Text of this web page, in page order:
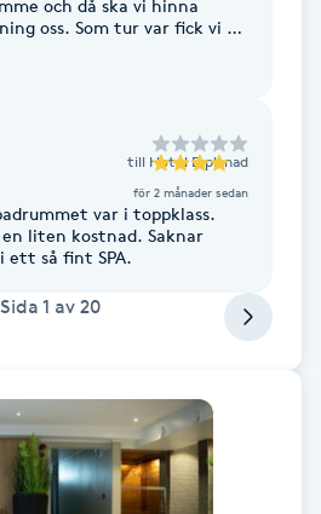
och då ska vi hinna
oss. Som tur var fick vi 15
hotellet ej bokar in med
till Hotel Esplanad
för 2 månader sedan
var i toppklass.
liten kostnad. Saknar
så fint SPA.
Sida 1 av 20